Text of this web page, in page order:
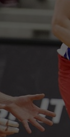
Funktion
Externe
Inhalte von
blockiert.
diese